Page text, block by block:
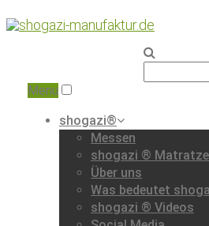
Menu
shogazi®
Messen
shogazi ®
Über uns
Was bedeutet
shogazi ® Videos